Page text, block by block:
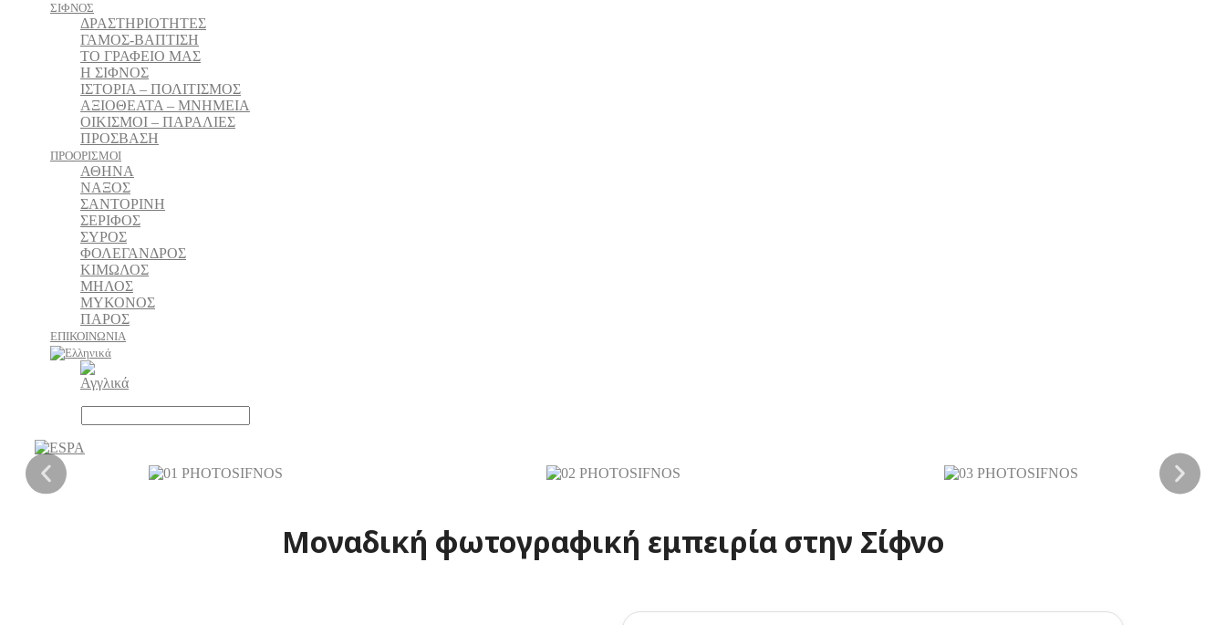
ΣΙΦΝΟΣ
ΔΡΑΣΤΗΡΙΟΤΗΤΕΣ
ΓΑΜΟΣ-ΒΑΠΤΙΣΗ
ΤΟ ΓΡΑΦΕΙΟ ΜΑΣ
Η ΣΙΦΝΟΣ
ΙΣΤΟΡΙΑ – ΠΟΛΙΤΙΣΜΟΣ
ΑΞΙΟΘΕΑΤΑ – ΜΝΗΜΕΙΑ
ΟΙΚΙΣΜΟΙ – ΠΑΡΑΛΙΕΣ
ΠΡΟΣΒΑΣΗ
ΠΡΟΟΡΙΣΜΟΙ
ΑΘΗΝΑ
ΝΑΞΟΣ
ΣΑΝΤΟΡΙΝΗ
ΣΕΡΙΦΟΣ
ΣΥΡΟΣ
ΦΟΛΕΓΑΝΔΡΟΣ
ΚΙΜΩΛΟΣ
ΜΗΛΟΣ
ΜΥΚΟΝΟΣ
ΠΑΡΟΣ
ΕΠΙΚΟΙΝΩΝΙΑ
Μοναδική φωτογραφική εμπειρία στην Σίφνο